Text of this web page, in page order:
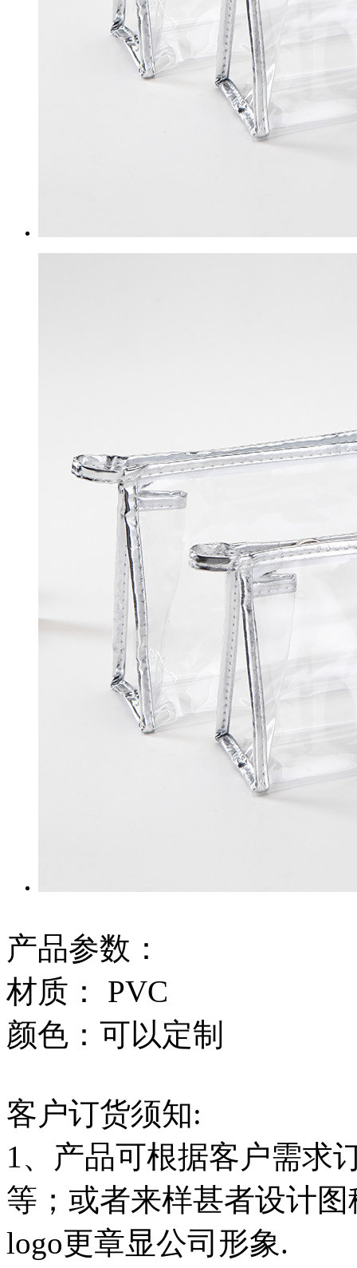
产品参数：
材质： PVC
颜色：可以定制
客户订货须知:
1、产品可根据客户需求
等；或者来样甚者设计
logo更章显公司形象.